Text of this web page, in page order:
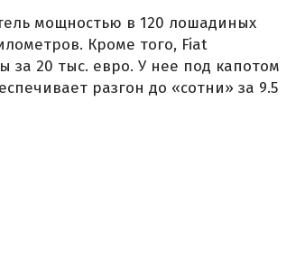
мощностью в 120 лошадиных
Кроме того, Fiat
20 тыс. евро. У нее под капотом
разгон до «сотни» за 9.5